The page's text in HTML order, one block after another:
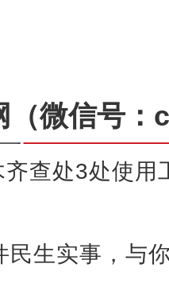
（微信号
齐查处3处使用
民生实事，与
地方·旅游篇——